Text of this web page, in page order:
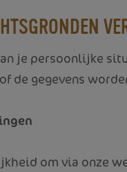
je persoonlijke
de gegevens
om via onze